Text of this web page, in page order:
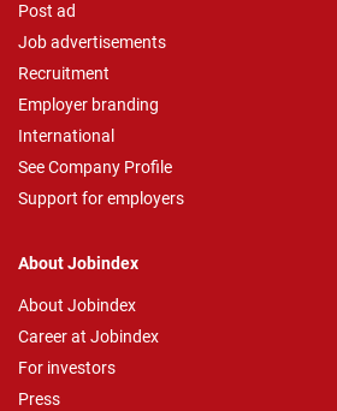
Post ad
Job advertisements
Recruitment
Employer branding
International
See Company Profile
Support for employers
About Jobindex
About Jobindex
Career at Jobindex
For investors
Press